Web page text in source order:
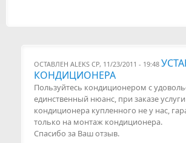
ОСТАВЛЕН ALEKS СР, 11/23/2011 - 19:48
КОНДИЦИОНЕРА
Пользуйтесь кондиционером с
единственный нюанс, при заказе
кондиционера купленного не у нас,
только на монтаж кондиционера.
Спасибо за Ваш отзыв.